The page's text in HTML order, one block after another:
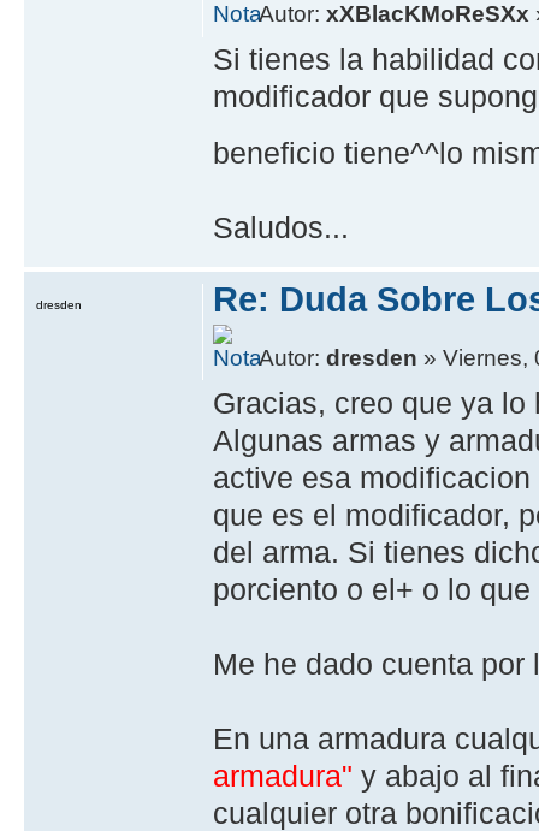
Autor:xXBlacKMoReSXx
Si tienes la habilidad
modificador que
beneficio tiene^^lo
Saludos...
Re: Duda Sobre
Autor:dresden » Viernes,
Gracias, creo que ya
Algunas armas y
active esa
que es el modificador,
del arma. Si tienes
porciento o el+ o lo
Me he dado cuenta
En una armadura
armadura"y abajo al
cualquier otra
dresden